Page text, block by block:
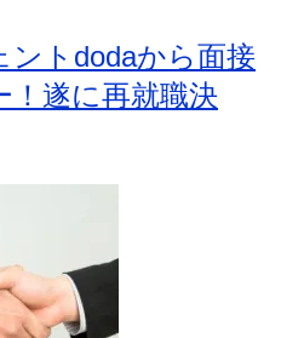
ントdodaから面接
！遂に再就職決